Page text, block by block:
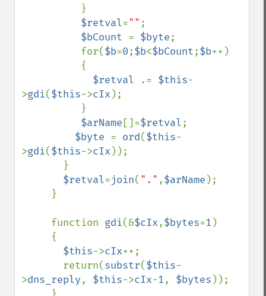
$retval="" ;
$bCount = $byte;
          for(
$b=0;$b<$bCount;$b++)
$retval
.= $this-
>gdi($this->cIx );
$arName []=$retval;
$byte = ord($this-
>gdi($this->cIx ));
$retval=join( "." ,$arName );
     function
gdi(&$cIx,$bytes=1 )
$this->cIx++;
       return(
substr($this-
>dns_reply, $this->cIx-1, $bytes ));